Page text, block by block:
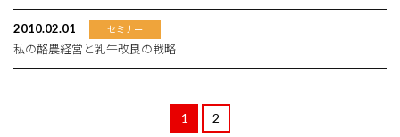
2010.02.01 セミナー
私の酪農経営と乳牛改良の戦略
1 2